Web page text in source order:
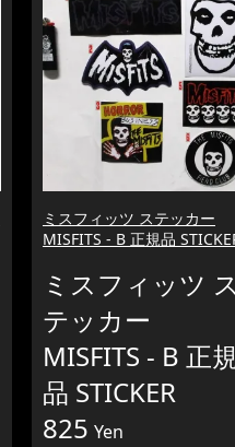
ミスフィッツ ステッカー
MISFITS - B 正規品
ミスフィッツ ス
テッカー
MISFITS - B 正
品 STICKER
825 Yen